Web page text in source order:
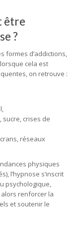
être
?
formes d’addictions,
cela est
on retrouve :
sucre, crises de
réseaux
physiques
l’hypnose s’inscrit
psychologique,
renforcer la
et soutenir le